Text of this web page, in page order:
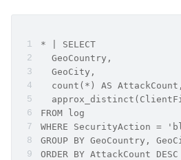
* | SELECT
  GeoCountry,
  GeoCity,
  count(*) AS AttackCount,
FROM log
WHERE SecurityAction =
GROUP BY GeoCountry,
ORDER BY AttackCount DESC